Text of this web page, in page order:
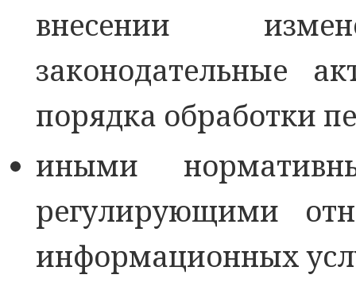
внесении
законодательные
порядка обработки
иными
регулирующими
информационных